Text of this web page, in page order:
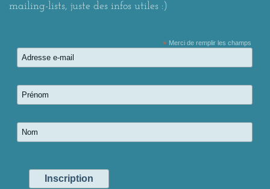
mailing-lists, juste des infos utiles :)
*Merci de remplir les champs